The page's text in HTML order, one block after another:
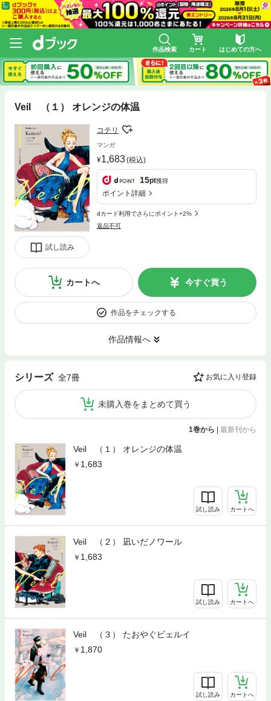
作品検索 カート はじめての方へ
Veil （１） オレンジの体温
試し読み
コテリ
マンガ
1,683(税込)
15pt獲得
ポイント詳細
dカード利用でさらにポイント+2%
返品不可
カートへ 今すぐ買う
作品をチェックする
作品情報へ
シリーズ 全7冊 お気に入り登録
未購入巻をまとめて買う
1巻から | 最新刊から
Veil （１） オレンジの体温
1,683
試し読み カートへ
Veil （２） 凪いだノワール
1,683
試し読み カートへ
Veil （３） たおやぐビェルイ
1,870
試し読み カートへ